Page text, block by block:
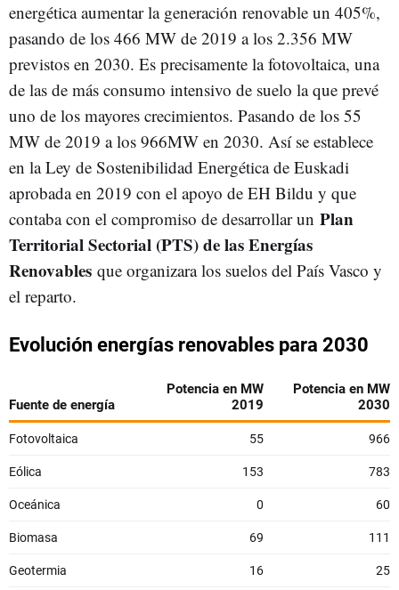
energética aumentar la generación renovable un 405%,
pasando de los 466 MW de 2019 a los 2.356 MW
previstos en 2030. Es precisamente la fotovoltaica, una
de las de más consumo intensivo de suelo la que prevé
uno de los mayores crecimientos. Pasando de los 55
MW de 2019 a los 966MW en 2030. Así se establece
en la Ley de Sostenibilidad Energética de Euskadi
aprobada en 2019 con el apoyo de EH Bildu y que
contaba con el compromiso de desarrollar un Plan
Territorial Sectorial (PTS) de las Energías
Renovables que organizara los suelos del País Vasco y
el reparto.